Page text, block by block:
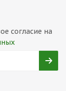
согласие на